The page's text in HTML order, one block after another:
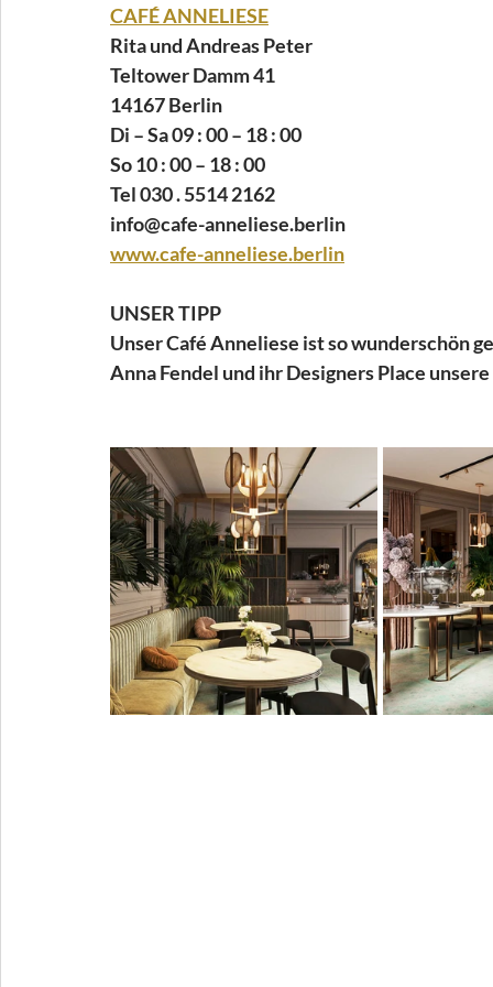
CAFÉ ANNELIESE
Rita und Andreas Peter
Teltower Damm 41
14167 Berlin
Di – Sa 09 : 00 – 18 : 00
So 10 : 00 – 18 : 00
Tel 030 . 5514 2162
info@cafe-anneliese.berlin
www.cafe-anneliese.berlin
UNSER TIPP
Unser Café Anneliese ist so wunderschön
Anna Fendel und ihr Designers Place